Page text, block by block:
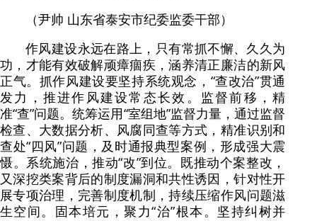
（尹帅 山东省泰安市纪委监委干部）
作风建设永远在路上，只有常抓不懈、久久为
功，才能有效破解顽瘴痼疾，涵养清正廉洁的新风
正气。抓作风建设要坚持系统观念，“查改治”贯通
发力，推进作风建设常态长效。监督前移，精
准“查”问题。统筹运用“室组地”监督力量，通过监督
检查、大数据分析、风腐同查等方式，精准识别和
查处“四风”问题，及时通报典型案例，形成强大震
慑。系统施治，推动“改”到位。既推动个案整改，
又深挖类案背后的制度漏洞和共性诱因，针对性开
展专项治理，完善制度机制，持续压缩作风问题滋
生空间。固本培元，聚力“治”根本。坚持纠树并